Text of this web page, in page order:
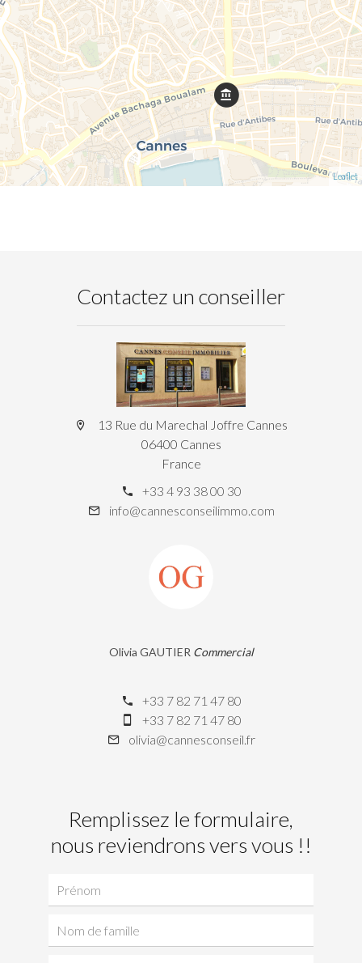
Leaflet
Contactez un conseiller
13 Rue du Marechal Joffre Cannes
06400 Cannes
France
+33 4 93 38 00 30
info@cannesconseilimmo.com
Olivia GAUTIER Commercial
+33 7 82 71 47 80
+33 7 82 71 47 80
olivia@cannesconseil.fr
Remplissez le formulaire,
nous reviendrons vers vous !!